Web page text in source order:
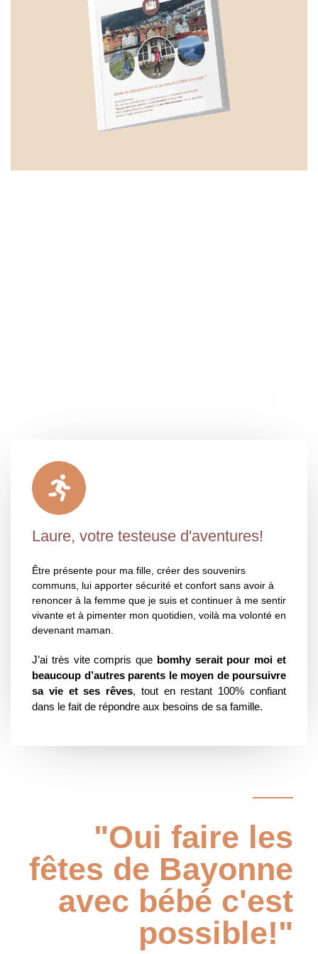
Laure, votre testeuse d'aventures!
Être présente pour ma fille, créer des souvenirs
communs, lui apporter sécurité et confort sans avoir à
renoncer à la femme que je suis et continuer à me sentir
vivante et à pimenter mon quotidien, voilà ma volonté en
devenant maman.
J’ai très vite compris que bomhy serait pour moi et
beaucoup d’autres parents le moyen de poursuivre
sa vie et ses rêves, tout en restant 100% confiant
dans le fait de répondre aux besoins de sa famille.
"Oui faire les
fêtes de Bayonne
avec bébé c'est
possible!"